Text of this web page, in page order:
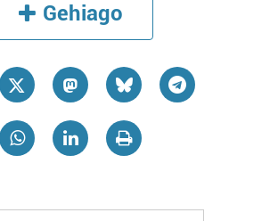
Gehiago